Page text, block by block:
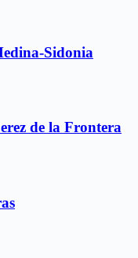
Sidonia
de la Frontera